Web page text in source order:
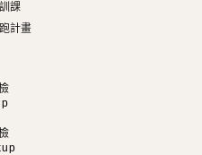
課
計畫